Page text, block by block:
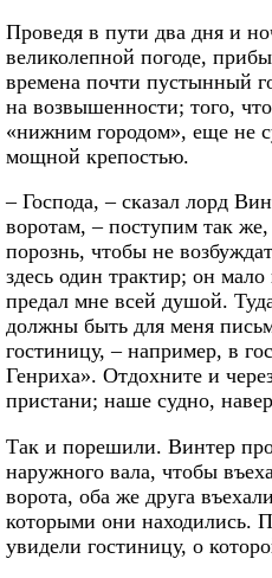
Проведя в пути два дня и
великолепной погоде,
времена почти пустынный
на возвышенности; того,
«нижним городом», еще не
мощной крепостью.
– Господа, – сказал лорд
воротам, – поступим так
порознь, чтобы не
здесь один трактир; он
предал мне всей душой.
должны быть для меня
гостиницу, – например, в
Генриха». Отдохните и
пристани; наше судно,
Так и порешили. Винтер
наружного вала, чтобы
ворота, оба же друга
которыми они находились.
увидели гостиницу, о